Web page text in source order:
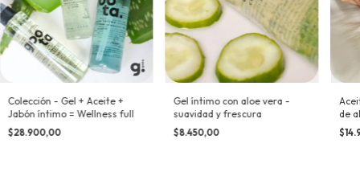
Colección - Gel + Aceite +
Jabón íntimo = Wellness full
$28.900,00
Gel íntimo con aloe vera -
suavidad y frescura
$8.450,00
de